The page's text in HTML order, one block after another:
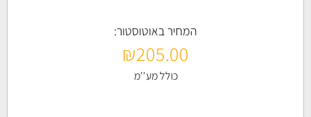
המחיר באוטוסטור:
₪205.00
כולל מע''מ